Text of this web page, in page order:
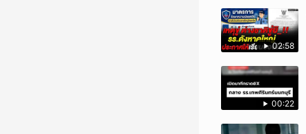
02:58
00:22